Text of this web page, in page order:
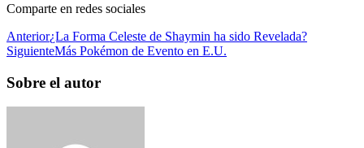
Comparte en redes sociales
Anterior¿La Forma Celeste de Shaymin ha sido Revelada?
SiguienteMás Pokémon de Evento en E.U.
Sobre el autor